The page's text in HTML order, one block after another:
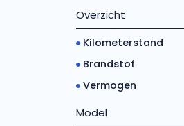
Overzicht
Kilometerstand
Brandstof
Vermogen
Model